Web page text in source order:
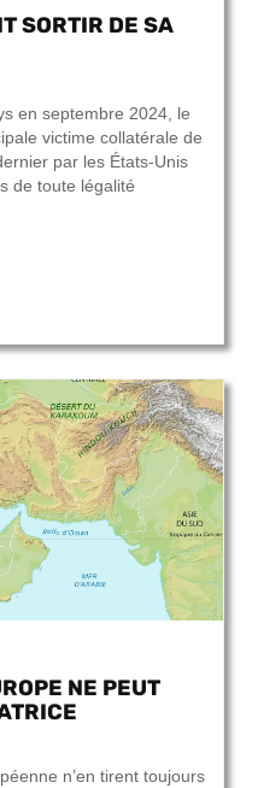
SORTIR DE SA
en septembre 2024, le
victime collatérale de
par les États-Unis
de toute légalité
NE PEUT
n’en tirent toujours